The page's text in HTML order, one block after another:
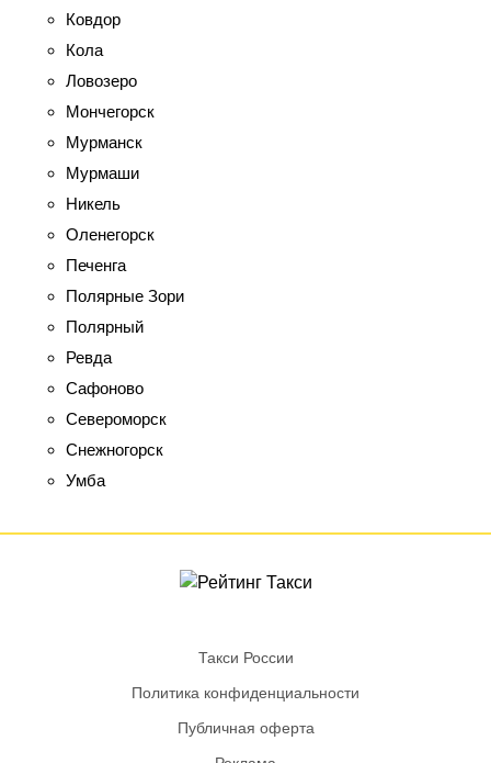
Ковдор
Кола
Ловозеро
Мончегорск
Мурманск
Мурмаши
Никель
Оленегорск
Печенга
Полярные Зори
Полярный
Ревда
Сафоново
Североморск
Снежногорск
Умба
Такси России
Политика конфиденциальности
Публичная оферта